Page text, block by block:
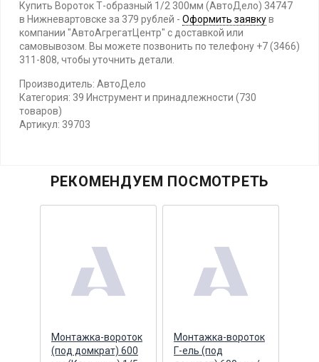
Купить Вороток Т-образный 1/2 300мм (АвтоДело) 34747
в Нижневартовске за 379 рублей - Оформить заявкув
компании "АвтоАгрегатЦентр" с доставкой или
самовывозом. Вы можете позвонить по телефону +7 (3466)
311-808, чтобы уточнить детали.
Производитель: АвтоДело
Категория: 39 Инструмент и принадлежности (730
товаров)
Артикул: 39703
РЕКОМЕНДУЕМ ПОСМОТРЕТЬ
Монтажка-вороток
(под домкрат) 600
Монтажка-вороток
Г-ель (под